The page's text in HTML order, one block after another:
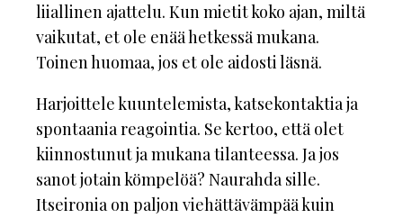
liiallinen ajattelu. Kun mietit koko ajan, miltä
vaikutat, et ole enää hetkessä mukana.
Toinen huomaa, jos et ole aidosti läsnä.
Harjoittele kuuntelemista, katsekontaktia ja
spontaania reagointia. Se kertoo, että olet
kiinnostunut ja mukana tilanteessa. Ja jos
sanot jotain kömpelöä? Naurahda sille.
Itseironia on paljon viehättävämpää kuin